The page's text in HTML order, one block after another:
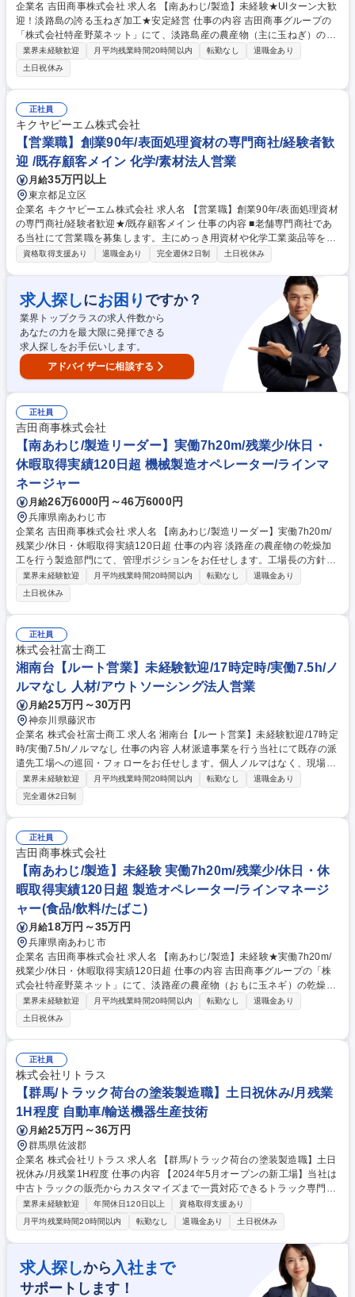
企業名 吉田商事株式会社 求人名 【南あわじ/製造】未経験★UIターン大歓
迎！淡路島の誇る玉ねぎ加工★安定経営 仕事の内容 吉田商事グループの
「株式会社特産野菜ネット」にて、淡路島産の農産物（主に玉ねぎ）の乾
燥加工作業をお任せします。※人物重視の採用です。少しでも興味があれ
ば、まずはカジュアルにお話ししましょう！ ・搬入された野菜の選別、洗
浄、皮むき作業（機械および手作業）・乾燥機への投入と温度・時間管理
（マニュアル完備）・乾燥完了後の計量、梱包、出荷準備・工場内の清
掃、衛生管理 ★入社後の流れ まずは先輩社員（OJT）が横について、機
械の使い方や野菜の扱い方をイチからお教えします。未経験からスタート
したメンバーが多数活躍中！「わからないことはすぐ聞ける」フラットで
優しい社風です。 募集職種 【南あわじ/製造】未経験★UIターン大歓迎！
淡路島の誇る玉ねぎ加工★安定経営
業界未経験歓迎 月平均残業時間20時間以内 転勤なし
退職金あり
土日祝休み
正社員
キクヤピーエム株式会社
【営業職】創業90年/表面処理資材の専門商社/経験者歓
迎 /既存顧客メイン 化学/素材法人営業
月給35万円以上
東京都足立区
企業名 キクヤピーエム株式会社 求人名 【営業職】創業90年/表面処理資材
の専門商社/経験者歓迎★/既存顧客メイン 仕事の内容 ■老舗専門商社であ
る当社にて営業職を募集します。主にめっき用資材や化学工業薬品等を数
名の町工場の経営者から100名規模の工場の工場長等に対し製品の価格交
一回の顧客訪問/各仕入先・得意先への受発注業務/市場調査 等 ■新規2割、
既存8割ほどです。はじめは既存顧客をメインに対応いただきます。 【や
りがい】商社の営業として、会社の信用とともに『あなた自身』を買って
いただき長くお客様と関係を構築することをモットーにしております。本
当の意味で顧客のためになる提案を追求して、感謝の言葉をいただくこと
ができます。 募集職種 【営業職】創業90年/表面処理資材の専門商社/経験
者歓迎★/既存顧客メイン
資格取得支援あり 退職金あり 完全週休2日制 土日祝休み
求人探しにお困り ですか？
業界トップクラスの求人件数から
あなたの力を最大限に発揮できる
求人探しをお手伝いします。
アドバイザーに相談する
正社員
吉田商事株式会社
【南あわじ/製造リーダー】実働7h20m/残業少/休日・
休暇取得実績120日超 機械製造オペレーター/ラインマ
ネージャー
月給26万6000円～46万6000円
兵庫県南あわじ市
企業名 吉田商事株式会社 求人名 【南あわじ/製造リーダー】実働7h20m/
残業少/休日・休暇取得実績120日超 仕事の内容 淡路産の農産物の乾燥加
工を行う製造部門にて、管理ポジションをお任せします。工場長の方針を
受け、製造現場のオペレーションの確実な実行と管理を行っていただきま
す。 ■生産・実行管理：生産計画の実行、進捗管理、人員配置 ■品質・安
全管理：品質基準の徹底、異常時対応、安全衛生管理 ■業務改善・効率
化：「属人化」の解消、現場の改善提案 ■人材・労務管理：部下の育成、
モチベーション管理 事業の中枢を担う工場の管理をお任せします。 募集
職種 【南あわじ/製造リーダー】実働7h20m/残業少/休日・休暇取得実績1
20日超
業界未経験歓迎 月平均残業時間20時間以内 転勤なし
退職金あり
土日祝休み
正社員
株式会社富士商工
湘南台【ルート営業】未経験歓迎/17時定時/実働7.5h/ノ
ルマなし 人材/アウトソーシング法人営業
月給25万円～30万円
神奈川県藤沢市
企業名 株式会社富士商工 求人名 湘南台【ルート営業】未経験歓迎/17時定
時/実働7.5h/ノルマなし 仕事の内容 人材派遣事業を行う当社にて既存の派
遣先工場への巡回・フォローをお任せします。個人ノルマはなく、現場担
当者の課題ヒアリングやスタッフ対応を通じてお客様の安定稼働をチーム
で支える重要な役割です。 ■既存取引先（主に工場）への定期訪問・アフ
ターフォロー ■現場担当者へのニーズヒアリングおよび課題解決に向けた
提案 ■派遣スタッフの面談、就業後のフォロー、労務管理 ■新規派遣先獲
得に向けたアプローチ（適性に応じてお任せします） ※移動は社用車を使
用。チーム全体で目標達成を目指すスタイルです。 募集職種 湘南台【ル
ート営業】未経験歓迎/17時定時/実働7.5h/ノルマなし
業界未経験歓迎 月平均残業時間20時間以内 転勤なし
退職金あり
完全週休2日制
正社員
吉田商事株式会社
【南あわじ/製造】未経験 実働7h20m/残業少/休日・休
暇取得実績120日超 製造オペレーター/ラインマネージ
ャー(食品/飲料/たばこ)
月給18万円～35万円
兵庫県南あわじ市
企業名 吉田商事株式会社 求人名 【南あわじ/製造】未経験★実働7h20m/
残業少/休日・休暇取得実績120日超 仕事の内容 吉田商事グループの「株
式会社特産野菜ネット」にて、淡路産の農産物（おもに玉ネギ）の乾燥加
工業務を行っていただきます。未経験から始めたメンバーが多く、研修制
度も充実しています。 ■乾燥野菜工場での加工オペレーション作業 ■機械
の簡単な操作および目視検査 ■完成品の梱包および出荷準備 職場は敷居が
低く、すぐに溶け込めますので、小規模な会社が合う方にはピッタリの環
境です。親切・丁寧にお教えしますので、業界未経験の方でも安心してス
タートできます。 募集職種 【南あわじ/製造】未経験★実働7h20m/残業
少/休日・休暇取得実績120日超
業界未経験歓迎 月平均残業時間20時間以内 転勤なし
退職金あり
土日祝休み
正社員
株式会社リトラス
【群馬/トラック荷台の塗装製造職】土日祝休み/月残業
1H程度 自動車/輸送機器生産技術
月給25万円～36万円
群馬県佐波郡
企業名 株式会社リトラス 求人名 【群馬/トラック荷台の塗装製造職】土日
祝休み/月残業1H程度 仕事の内容 【2024年5月オープンの新工場】当社は
中古トラックの販売からカスタマイズまで一貫対応できるトラック専門企
業です。お客様希望に合わせてトラックボディーの板金・塗装仕上げをお
任せします。 【塗装】〇サンディング作業⇒塗装前の下地処理。表面を丁
寧に整え、仕上がりの良し悪しを決める重要工程。 〇パテ付け・調色⇒傷
や凹みを補修し、車体色に合わせて塗料を調整。微妙な色の違いを見極め
る職人技が磨けます。 ○養生・マスキング⇒塗装範囲を丁寧に保護し、美
しい塗り分けを実現。集中と繊細な作業が光ります。 募集職種 【群馬/ト
ラック荷台の塗装製造職】土日祝休み/月残業1H程度
業界未経験歓迎 年間休日120日以上
資格取得支援あり
月平均残業時間20時間以内
転勤なし 退職金あり 土日祝休み
求人探しから 入社まで
サポートします！